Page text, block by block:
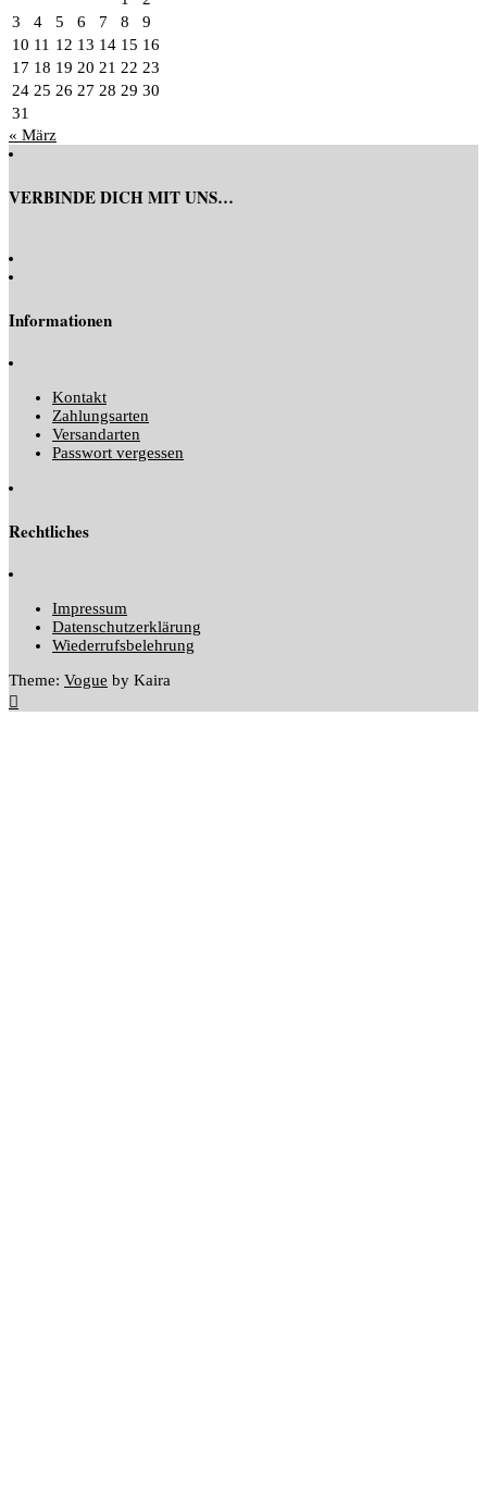
3
4 5 6 7 8
9
10 11 12 13 14 15 16
17 18 19 20 21 22 23
24 25 26 27 28 29 30
31
« März
VERBINDE DICH MIT UNS…
Informationen
Kontakt
Zahlungsarten
Versandarten
Passwort vergessen
Rechtliches
Impressum
Datenschutzerklärung
Wiederrufsbelehrung
Theme: Vogue by Kaira